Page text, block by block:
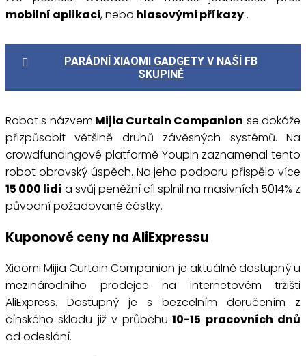
mobilní aplikaci, nebo hlasovými příkazy .
PARÁDNÍ XIAOMI GADGETY V NAŠÍ FB
SKUPINĚ
Robot s názvem Mijia Curtain Companion se dokáže
přizpůsobit většině druhů závěsných systémů. Na
crowdfundingové platformě Youpin zaznamenal tento
robot obrovský úspěch. Na jeho podporu přispělo více
15 000 lidí a svůj peněžní cíl splnil na masivních 5014% z
původní požadované částky.
Kuponové ceny na AliExpressu
Xiaomi Mijia Curtain Companion je aktuálně dostupný u
mezinárodního prodejce na internetovém tržišti
AliExpress. Dostupný je s bezcelním doručením z
čínského skladu již v průběhu 10-15 pracovních dnů
od odeslání.